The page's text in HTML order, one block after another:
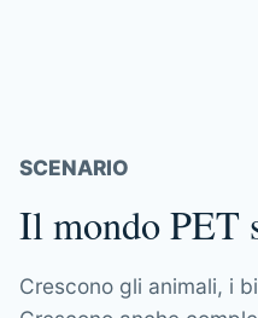
SCENARIO
Il mondo PET
Crescono gli animali, i